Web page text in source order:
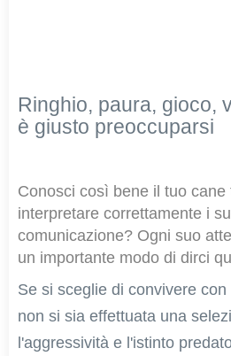
Ringhio, paura, gioco,
è giusto preoccuparsi
Conosci così bene il tuo cane
interpretare correttamente i
comunicazione? Ogni suo
un importante modo di dirci
Se si sceglie di convivere
non si sia effettuata una
l'aggressività e l'istinto